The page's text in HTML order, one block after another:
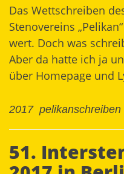
Das Wettschreiben
Stenovereins
wert. Doch was
Aber da hatte ich ja
über Homepage und
2017 pelikanschreiben
51.